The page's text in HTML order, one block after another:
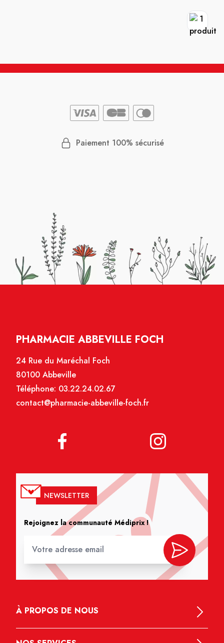
Paiement 100% sécurisé
PHARMACIE ABBEVILLE FOCH
24 Rue du Maréchal Foch
80100 Abbeville
Téléphone: 03.22.24.02.67
contact@pharmacie-abbeville-foch.fr
NEWSLETTER
Rejoignez la communauté Médiprix !
À PROPOS DE NOUS